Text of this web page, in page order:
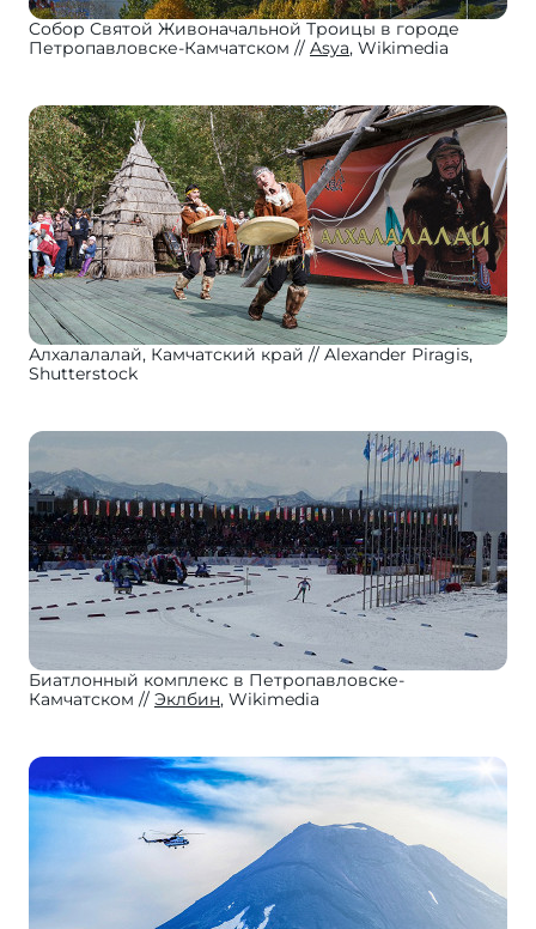
Cобор Святой Живоначальной Троицы в городе
Петропавловске-Камчатском
Asya, Wikimedia
Алхалалалай, Камчатский край
Alexander Piragis,
Shutterstock
Биатлонный комплекс в Петропавловске-
Камчатском
Эклбин, Wikimedia